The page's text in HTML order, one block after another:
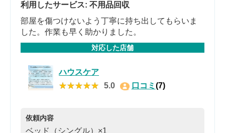
利用したサービス: 不用品回収
部屋を傷つけないよう丁寧に持ち出してもらいま
した。作業も早く助かりました。
対応した店舗
ハウスケア
★★★★★
★★★★★ 5.0 口コミ (7)
依頼内容
ベッド（シングル）×1